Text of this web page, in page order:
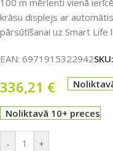
100 m mērlenti vienā
krāsu displejs ar
pārsūtīšanai uz Smart Life
EAN: 6971915322942SKU:
336,21 €
Noliktavā 10+ preces
- +